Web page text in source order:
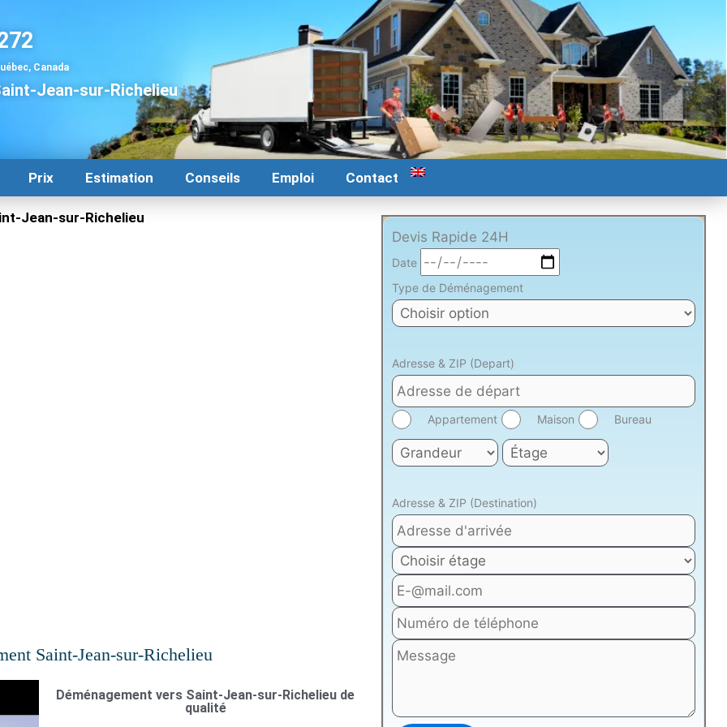
Canada
Jean-sur-Richelieu
Prix Estimation Conseils Emploi Contact
Jean-sur-Richelieu
Saint-Jean-sur-Richelieu
Déménagement vers Saint-Jean-sur-Richelieu de
qualité
Devis Rapide 24H
Date
Type de Déménagement
Adresse & ZIP (Depart)
Appartement Maison Bureau
Adresse & ZIP (Destination)